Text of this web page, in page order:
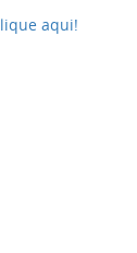
aqui!